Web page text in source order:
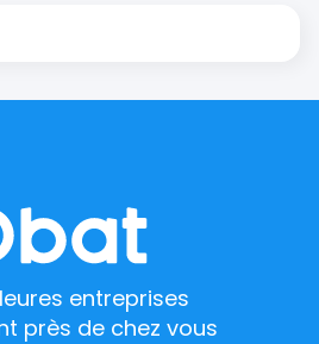
entreprises
près de chez vous